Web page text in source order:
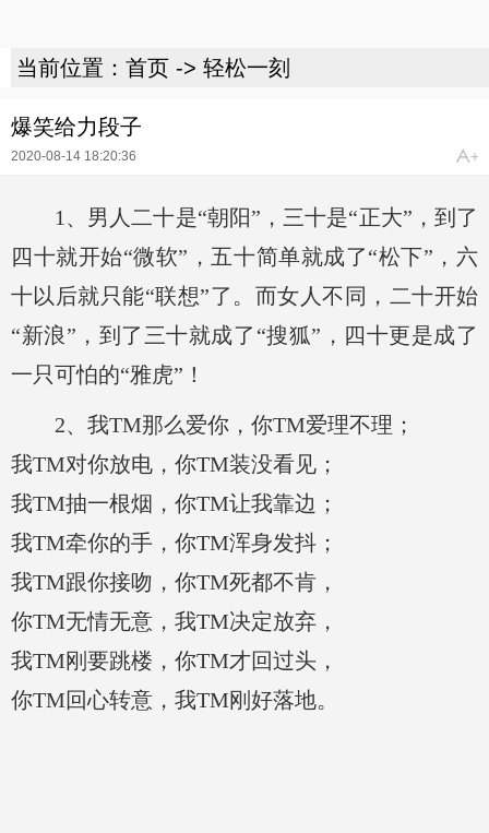
当前位置： 首页 -> 轻松一刻
爆笑给力段子
2020-08-14 18:20:36
1、男人二十是“朝阳”，三十是“正大”，到了
四十就开始“微软”，五十简单就成了“松下”，六
十以后就只能“联想”了。而女人不同，二十开始
“新浪”，到了三十就成了 “搜狐”，四十更是成了
一只可怕的“雅虎”！
2、我TM那么爱你，你TM爱理不理；
我TM对你放电，你TM装没看见；
我TM抽一根烟，你TM让我靠边；
我TM牵你的手，你TM浑身发抖；
我TM跟你接吻，你TM死都不肯，
你TM无情无意，我TM决定放弃，
我TM刚要跳楼，你TM才回过头，
你TM回心转意，我TM刚好落地。